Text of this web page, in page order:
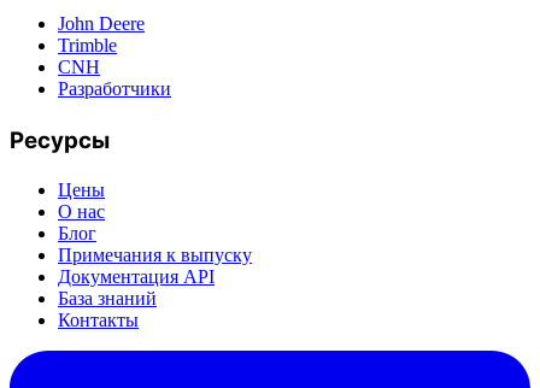
John Deere
Trimble
CNH
Разработчики
Ресурсы
Цены
О нас
Блог
Примечания к выпуску
Документация API
База знаний
Контакты